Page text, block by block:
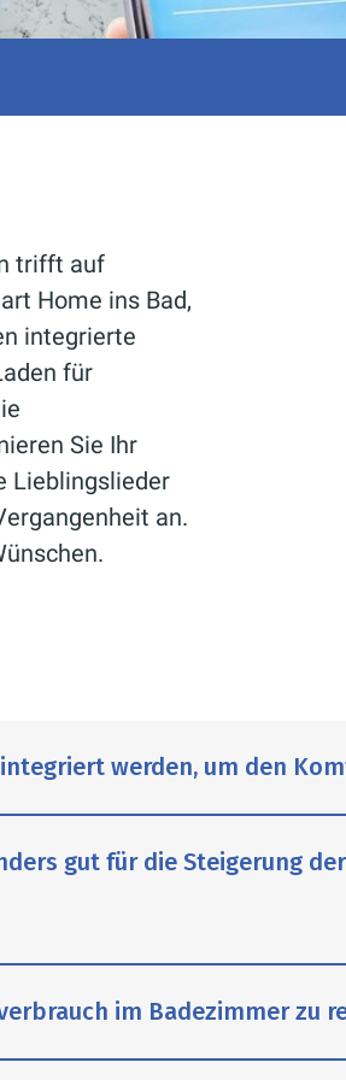
trifft auf
Home ins Bad,
integrierte
für
Sie Ihr
Lieblingslieder
an.
werden, um den
programmierbare
lässt sich die Atmosphäre
z.B. für ein warmes
gut für die Steigerung
im Badezimmer zu